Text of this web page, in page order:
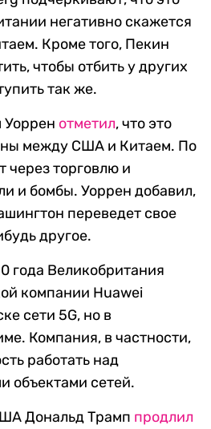
негативно скажется
Кроме того, Пекин
чтобы отбить у других
так же.
Уоррен отметил, что это
между США и Китаем. По
через торговлю и
и бомбы. Уоррен добавил,
переведет свое
другое.
года Великобритания
компании Huawei
сети 5G, но в
Компания, в частности,
работать над
объектами сетей.
Дональд Трамп продлил